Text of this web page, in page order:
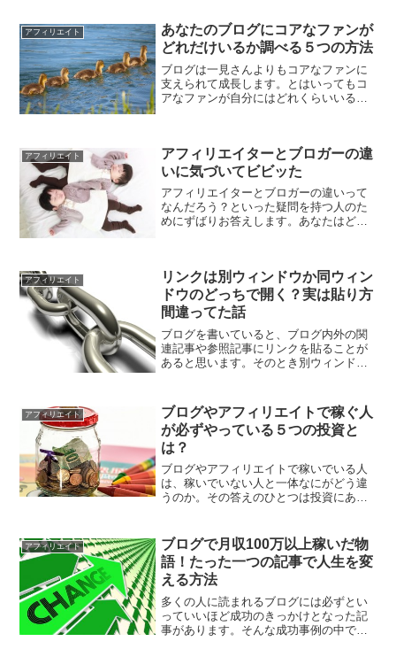
アフィリエイト
あなたのブログにコアなファンが
どれだけいるか調べる５つの方法
ブログは一見さんよりもコアなファンに
支えられて成長します。とはいってもコ
アなファンが自分にはどれくらいいるの
かを調べる簡単な方法を紹...
アフィリエイト
アフィリエイターとブロガーの違
いに気づいてビビッた
アフィリエイターとブロガーの違いって
なんだろう？といった疑問を持つ人のた
めにずばりお答えします。あなたはどち
アフィリエイト
リンクは別ウィンドウか同ウィン
ドウのどっちで開く？実は貼り方
間違ってた話
ブログを書いていると、ブログ内外の関
連記事や参照記事にリンクを貼ることが
あると思います。そのとき別ウィンドウ
がいいのか。自分がいままで長年やって
いたミスなどを交えながら...
アフィリエイト
ブログやアフィリエイトで稼ぐ人
が必ずやっている５つの投資と
は？
ブログやアフィリエイトで稼いでいる人
は、稼いでいない人と一体なにがどう違
うのか。その答えのひとつは投資にある
ルを続けているかどうかで、そうでない
人と大きな差になりからで...
アフィリエイト
ブログで月収100万以上稼いだ物
語！たった一つの記事で人生を変
える方法
多くの人に読まれるブログには必ずとい
っていいほど成功のきっかけとなった記
事があります。そんな成功事例の中でも